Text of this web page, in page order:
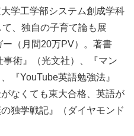
学工学部システム創成学科
、独自の子育て論も展
（月間20万PV）。著書
事術』（光文社）、『マン
『YouTube英語勉強法』
なくても東大合格、英語が
独学戦記』（ダイヤモンド